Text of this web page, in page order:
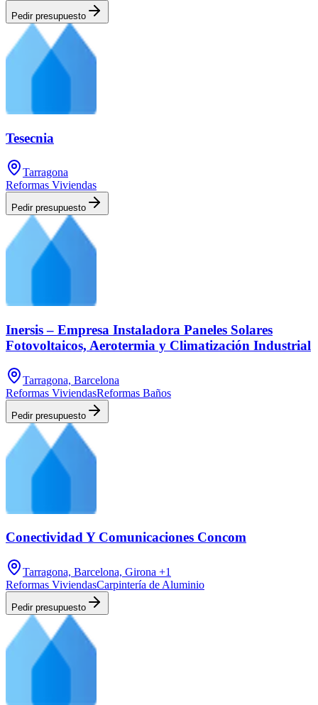
Pedir presupuesto
Tesecnia
Tarragona
Reformas Viviendas
Pedir presupuesto
Inersis – Empresa Instaladora Paneles Solares
Fotovoltaicos, Aerotermia y Climatización Industrial
Tarragona, Barcelona
Reformas ViviendasReformas Baños
Pedir presupuesto
Conectividad Y Comunicaciones Concom
Tarragona, Barcelona, Girona +1
Reformas ViviendasCarpintería de Aluminio
Pedir presupuesto